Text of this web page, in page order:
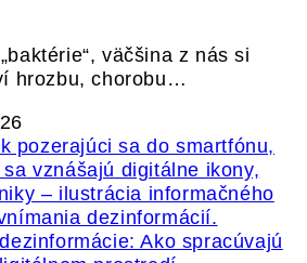
väčšina z nás si
hrozbu, chorobu…
Ako spracúvajú